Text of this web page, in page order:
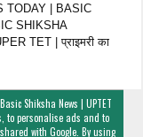
TODAY | BASIC
SHIKSHA
TET | प्राइमरी का
Shiksha News | UPTET
to personalise ads and to
with Google. By using